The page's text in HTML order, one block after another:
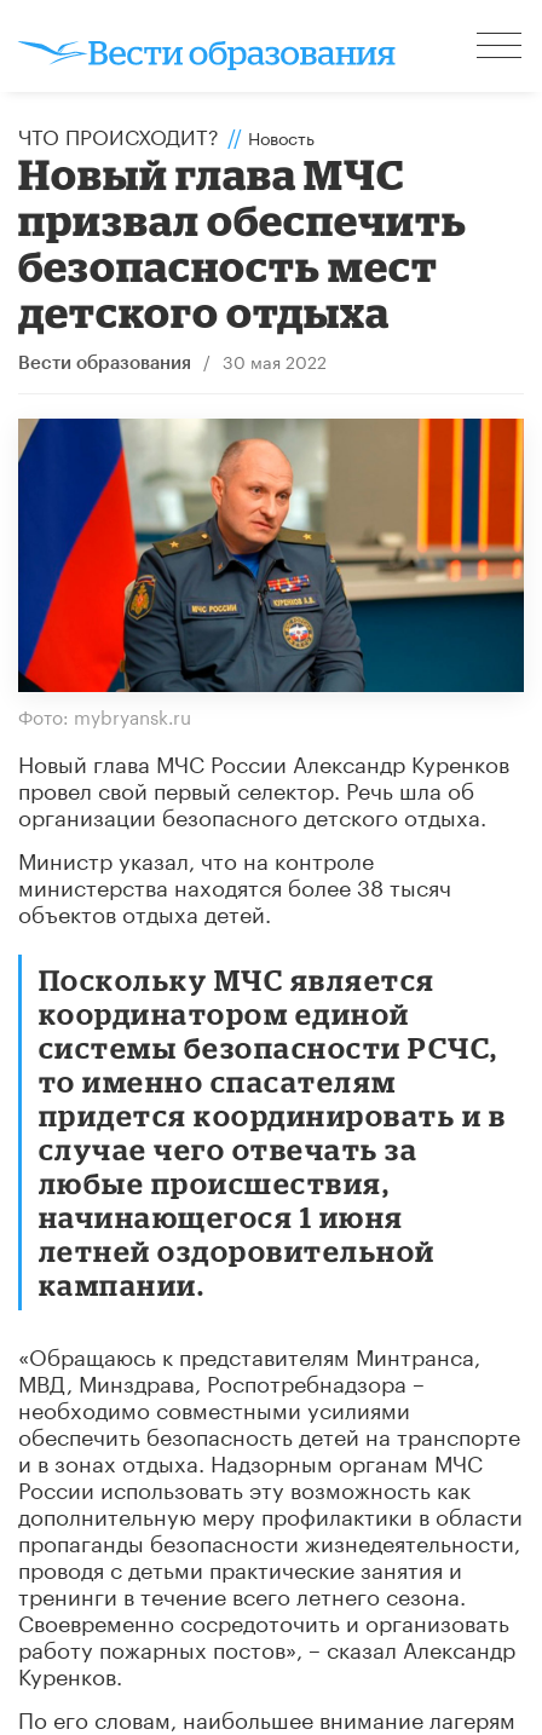
ЧТО ПРОИСХОДИТ? // Новость
Новый глава МЧС
призвал обеспечить
безопасность мест
детского отдыха
Вести образования / 30 мая 2022
Фото: mybryansk.ru
Новый глава МЧС России Александр Куренков
провел свой первый селектор. Речь шла об
организации безопасного детского отдыха.
Министр указал, что на контроле
министерства находятся более 38 тысяч
объектов отдыха детей.
Поскольку МЧС является
координатором единой
системы безопасности РСЧС,
то именно спасателям
придется координировать и в
случае чего отвечать за
любые происшествия,
начинающегося 1 июня
летней оздоровительной
кампании.
«Обращаюсь к представителям Минтранса,
МВД, Минздрава, Роспотребнадзора –
необходимо совместными усилиями
обеспечить безопасность детей на транспорте
и в зонах отдыха. Надзорным органам МЧС
России использовать эту возможность как
дополнительную меру профилактики в области
пропаганды безопасности жизнедеятельности,
проводя с детьми практические занятия и
тренинги в течение всего летнего сезона.
Своевременно сосредоточить и организовать
работу пожарных постов», – сказал Александр
Куренков.
По его словам, наибольшее внимание лагерям